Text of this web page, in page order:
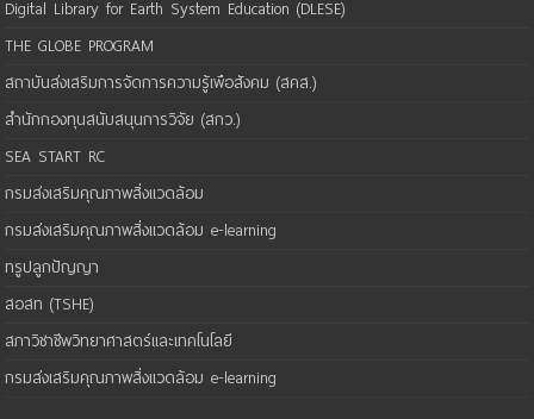
Digital Library for Earth System Education (DLESE)
THE GLOBE PROGRAM
สถาบันส่งเสริมการจัดการความรู้เพือสังคม (สคส.)
สำนักกองทุนสนับสนุนการวิจัย (สกว.)
SEA START RC
กรมส่งเสริมคุณภาพสิ่งแวดล้อม
กรมส่งเสริมคุณภาพสิ่งแวดล้อม e-learning
ทรูปลูกปัญญา
สอสท (TSHE)
สภาวิชาชีพวิทยาศาสตร์และเทคโนโลยี
กรมส่งเสริมคุณภาพสิ่งแวดล้อม e-learning